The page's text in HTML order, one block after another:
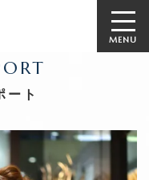
MENU
ート